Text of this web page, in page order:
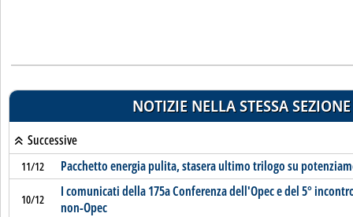
NOTIZIE NELLA STESSA SEZIONE
Successive
11/12 Pacchetto energia pulita, stasera ultimo trilogo su
10/12
I comunicati della 175a Conferenza dell'Opec e del 5°
non-Opec